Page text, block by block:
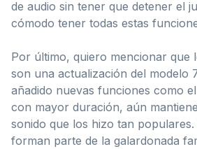
de audio sin tener que detener el
cómodo tener todas estas
Por último, quiero mencionar que
son una actualización del modelo
añadido nuevas funciones como
con mayor duración, aún
sonido que los hizo tan
forman parte de la galardonada